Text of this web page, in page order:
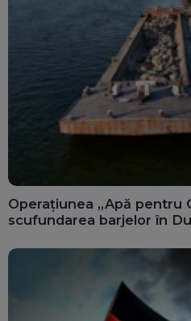
Operațiunea „Apă pentru
scufundarea barjelor în